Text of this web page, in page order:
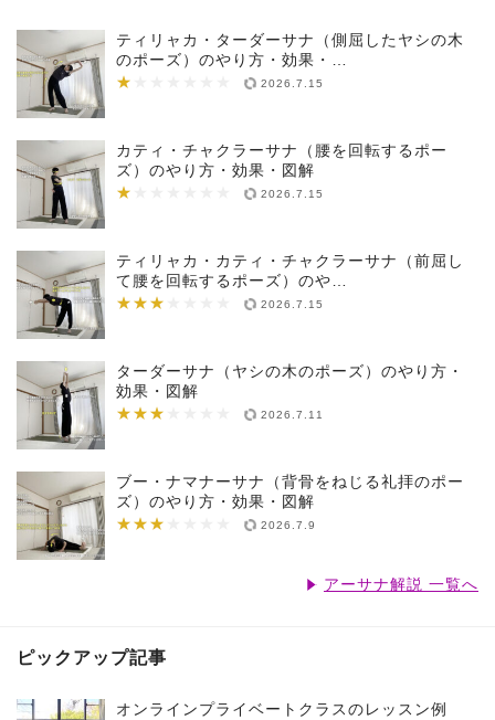
ティリャカ・ターダーサナ（側屈したヤシの木
のポーズ）のやり方・効果・…
★
★★★★★★★ 2026.7.15
カティ・チャクラーサナ（腰を回転するポー
ズ）のやり方・効果・図解
★
★★★★★★★ 2026.7.15
ティリャカ・カティ・チャクラーサナ（前屈し
て腰を回転するポーズ）のや…
★★★
★★★★★★★ 2026.7.15
ターダーサナ（ヤシの木のポーズ）のやり方・
効果・図解
★★★
★★★★★★★ 2026.7.11
ブー・ナマナーサナ（背骨をねじる礼拝のポー
ズ）のやり方・効果・図解
★★★
★★★★★★★ 2026.7.9
アーサナ解説 一覧へ
ピックアップ記事
オンラインプライベートクラスのレッスン例